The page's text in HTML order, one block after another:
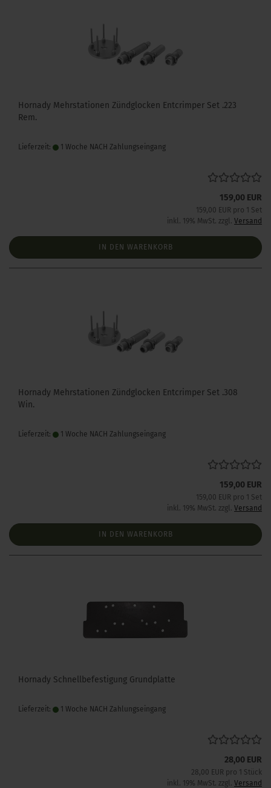
Hornady Mehrstationen Zündglocken Entcrimper Set .223
Rem.
Lieferzeit: 1 Woche NACH Zahlungseingang
159,00 EUR
159,00 EUR pro 1 Set
inkl. 19% MwSt. zzgl. Versand
IN DEN WARENKORB
Hornady Mehrstationen Zündglocken Entcrimper Set .308
Win.
Lieferzeit: 1 Woche NACH Zahlungseingang
159,00 EUR
159,00 EUR pro 1 Set
inkl. 19% MwSt. zzgl. Versand
IN DEN WARENKORB
Hornady Schnellbefestigung Grundplatte
Lieferzeit: 1 Woche NACH Zahlungseingang
28,00 EUR
28,00 EUR pro 1 Stück
inkl. 19% MwSt. zzgl. Versand